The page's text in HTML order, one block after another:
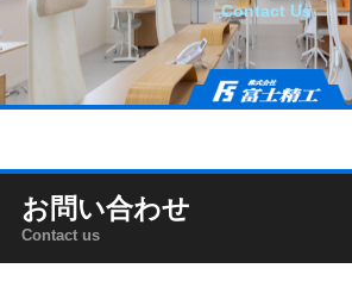
Contact Us
お問い合わせ
Contact us